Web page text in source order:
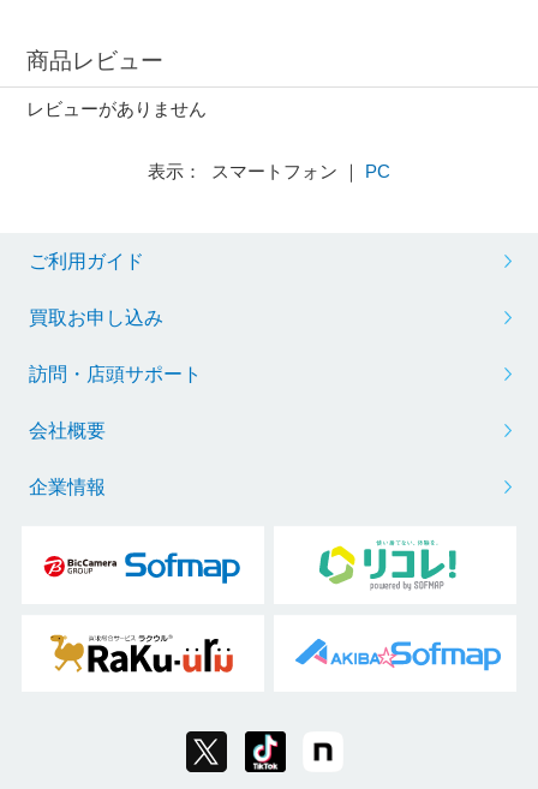
商品レビュー
レビューがありません
表示： スマートフォン ｜ PC
ご利用ガイド
買取お申し込み
訪問・店頭サポート
会社概要
企業情報